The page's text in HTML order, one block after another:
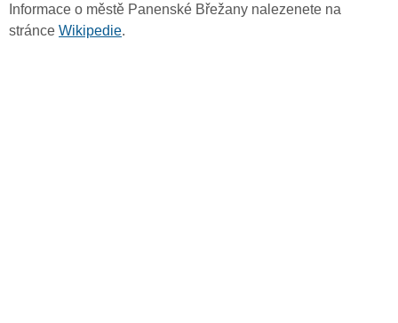
Informace o městě Panenské Břežany nalezenete na
stránce Wikipedie.